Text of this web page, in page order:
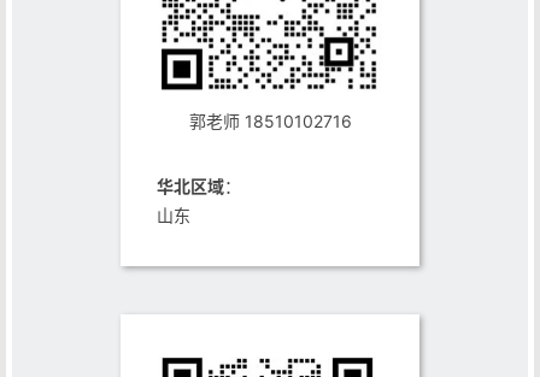
郭老师 18510102716
华北区域：
山东